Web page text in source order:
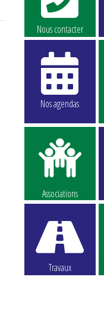
Nous contacter
Nos agendas
Associations
Travaux